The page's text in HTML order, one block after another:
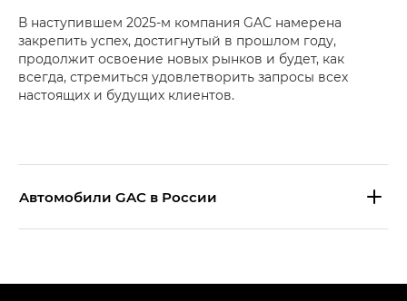
В наступившем 2025-м компания GAC намерена
закрепить успех, достигнутый в прошлом году,
продолжит освоение новых рынков и будет, как
всегда, стремиться удовлетворить запросы всех
настоящих и будущих клиентов.
Aвтомобили GAC в России
Эс Икс ПРЕМИУМ — SX PREMIUM